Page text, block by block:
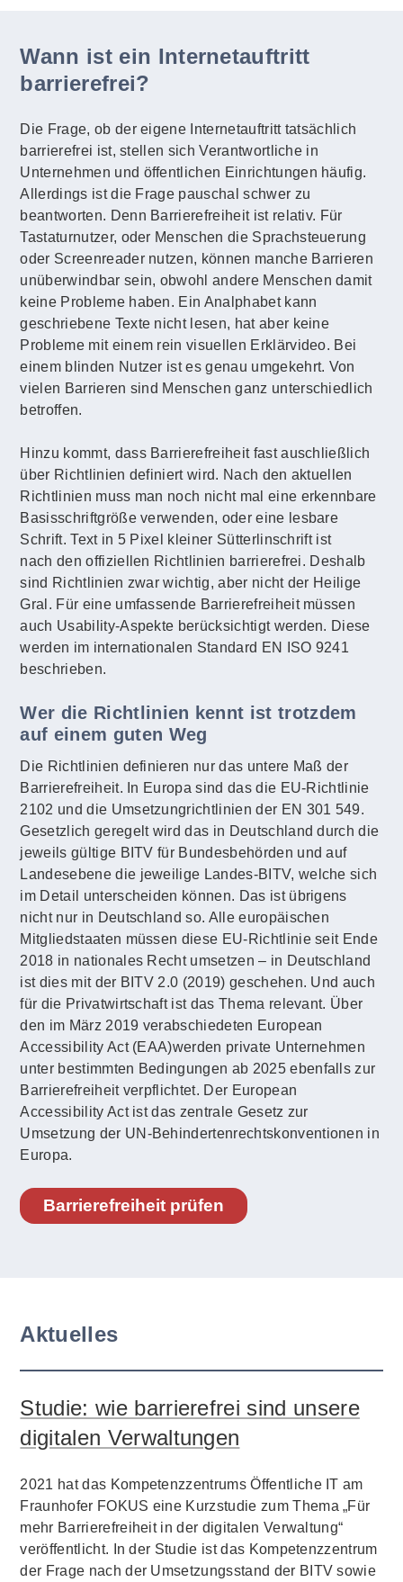
Wann ist ein Internetauftritt
barrierefrei?
Die Frage, ob der eigene Internetauftritt tatsächlich
barrierefrei ist, stellen sich Verantwortliche in
Unternehmen und öffentlichen Einrichtungen häufig.
Allerdings ist die Frage pauschal schwer zu
beantworten. Denn Barrierefreiheit ist relativ. Für
Tastaturnutzer, oder Menschen die Sprachsteuerung
oder Screenreader nutzen, können manche Barrieren
unüberwindbar sein, obwohl andere Menschen damit
keine Probleme haben. Ein Analphabet kann
geschriebene Texte nicht lesen, hat aber keine
Probleme mit einem rein visuellen Erklärvideo. Bei
einem blinden Nutzer ist es genau umgekehrt. Von
vielen Barrieren sind Menschen ganz unterschiedlich
betroffen.
Hinzu kommt, dass Barrierefreiheit fast auschließlich
über Richtlinien definiert wird. Nach den aktuellen
Richtlinien muss man noch nicht mal eine erkennbare
Basisschriftgröße verwenden, oder eine lesbare
Schrift. Text in 5 Pixel kleiner Sütterlinschrift ist
nach den offiziellen Richtlinien barrierefrei. Deshalb
sind Richtlinien zwar wichtig, aber nicht der Heilige
Gral. Für eine umfassende Barrierefreiheit müssen
auch Usability-Aspekte berücksichtigt werden. Diese
werden im internationalen Standard EN ISO 9241
beschrieben.
Wer die Richtlinien kennt ist trotzdem
auf einem guten Weg
Die Richtlinien definieren nur das untere Maß der
Barrierefreiheit. In Europa sind das die EU-Richtlinie
2102 und die Umsetzungrichtlinien der EN 301 549.
Gesetzlich geregelt wird das in Deutschland durch die
jeweils gültige BITV für Bundesbehörden und auf
Landesebene die jeweilige Landes-BITV, welche sich
im Detail unterscheiden können. Das ist übrigens
nicht nur in Deutschland so. Alle europäischen
Mitgliedstaaten müssen diese EU-Richtlinie seit Ende
2018 in nationales Recht umsetzen – in Deutschland
ist dies mit der BITV 2.0 (2019) geschehen. Und auch
für die Privatwirtschaft ist das Thema relevant. Über
den im März 2019 verabschiedeten European
Accessibility Act (EAA)werden private Unternehmen
unter bestimmten Bedingungen ab 2025 ebenfalls zur
Barrierefreiheit verpflichtet. Der European
Accessibility Act ist das zentrale Gesetz zur
Umsetzung der UN-Behindertenrechtskonventionen in
Europa.
Barrierefreiheit prüfen
Aktuelles
Studie: wie barrierefrei sind unsere
digitalen Verwaltungen
2021 hat das Kompetenzzentrums Öffentliche IT am
Fraunhofer FOKUS eine Kurzstudie zum Thema „Für
mehr Barrierefreiheit in der digitalen Verwaltung“
veröffentlicht. In der Studie ist das Kompetenzzentrum
der Frage nach der Umsetzungsstand der BITV sowie